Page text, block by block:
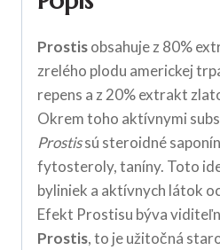
Prostisobsahuje z 80%
zrelého plodu americkej
repens a z 20% extrakt
Okrem toho aktívnymi
Prostissú steroidné
fytosteroly, taníny. Toto
byliniek a aktívnych látok
Efekt Prostisu býva
Prostis, to je užitočná